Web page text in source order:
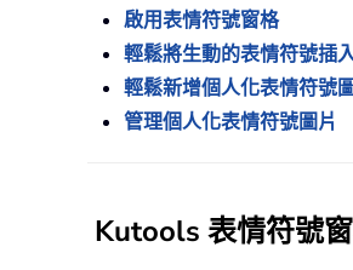
啟用表情符號窗格
輕鬆將生動的表情符號插
輕鬆新增個人化表情符號
管理個人化表情符號圖片
Kutools 表情符號